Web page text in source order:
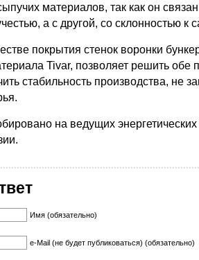
материалов, так как он
а с другой, со склонностью к
покрытия стенок воронки
Tivar, позволяет решить обе
стабильность производства, не
на ведущих
Имя (обязательно)
e-Mail (не будет публиковаться) (обязательно)